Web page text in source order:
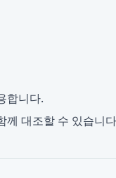
합니다.
께 대조할 수 있습니